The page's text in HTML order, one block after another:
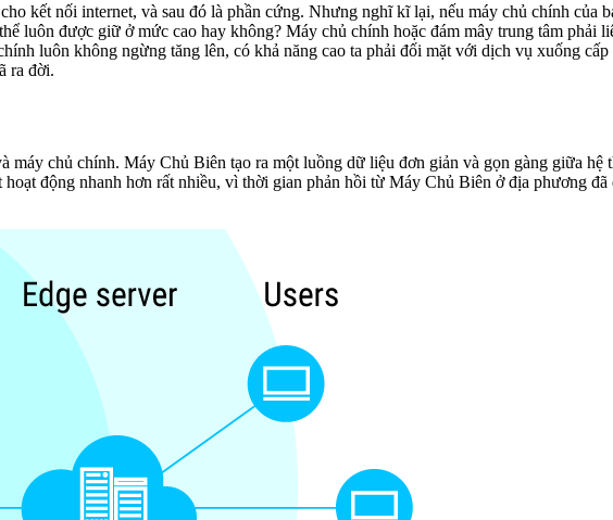
kết nối internet, và sau đó là phần cứng. Nhưng nghĩ kĩ lại, nếu máy chủ chính của
luôn được giữ ở mức cao hay không? Máy chủ chính hoặc đám mây trung tâm
luôn không ngừng tăng lên, có khả năng cao ta phải đối mặt với dịch vụ xuống
ra đời.
chủ chính. Máy Chủ Biên tạo ra một luồng dữ liệu đơn giản và gọn gàng giữa
động nhanh hơn rất nhiều, vì thời gian phản hồi từ Máy Chủ Biên ở địa phương